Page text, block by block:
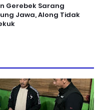
Gerebek Sarang
Jawa, Along Tidak